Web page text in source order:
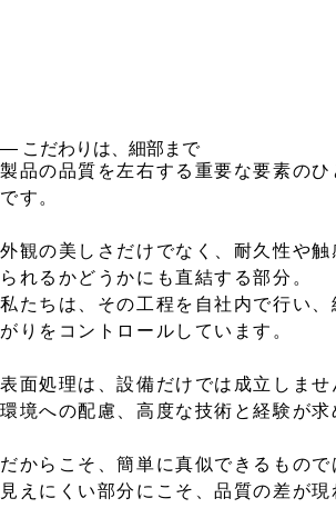
― こだわりは、細部まで
製品の品質を左右する重要な要素の
です。
外観の美しさだけでなく、耐久性や
られるかどうかにも直結する部分。
私たちは、その工程を自社内で行い、
がりをコントロールしています。
表面処理は、設備だけでは成立しま
環境への配慮、高度な技術と経験が求
だからこそ、簡単に真似できるもので
見えにくい部分にこそ、品質の差が現